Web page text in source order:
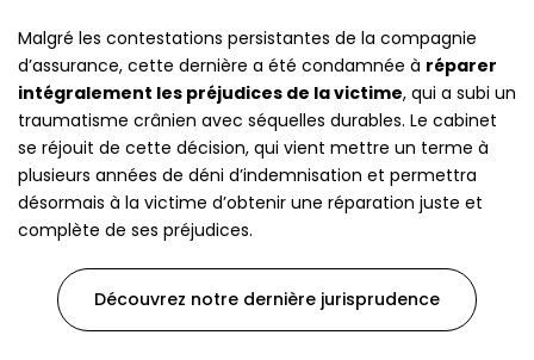
Malgré les contestations persistantes de la compagnie
d’assurance, cette dernière a été condamnée à réparer
intégralement les préjudices de la victime, qui a subi un
traumatisme crânien avec séquelles durables. Le cabinet
se réjouit de cette décision, qui vient mettre un terme à
plusieurs années de déni d’indemnisation et permettra
désormais à la victime d’obtenir une réparation juste et
complète de ses préjudices.
Découvrez notre dernière jurisprudence